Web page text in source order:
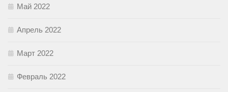
Май 2022
Апрель 2022
Март 2022
Февраль 2022